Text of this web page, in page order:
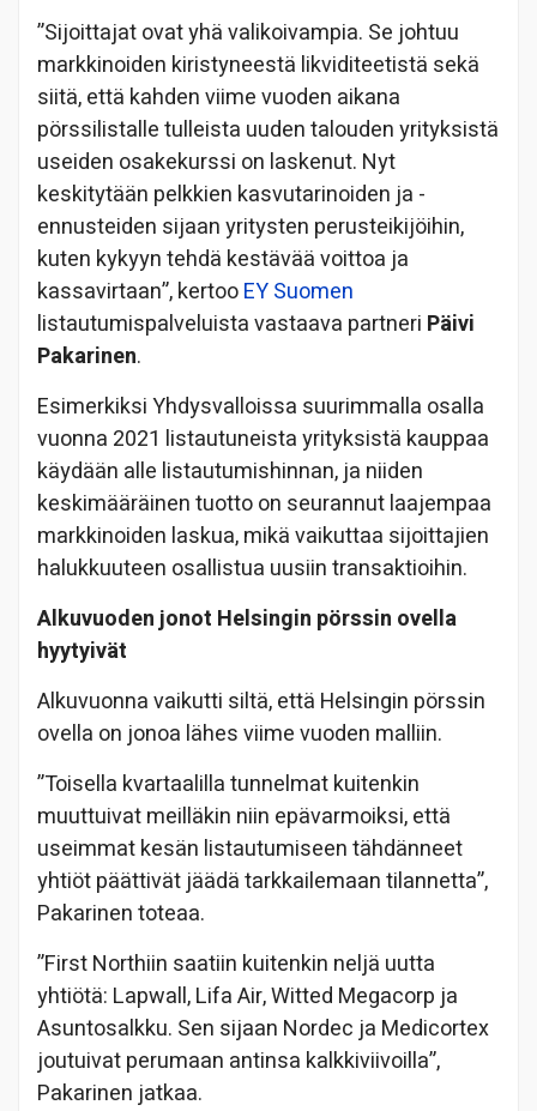
”Sijoittajat ovat yhä valikoivampia. Se johtuu
markkinoiden kiristyneestä likviditeetistä sekä
siitä, että kahden viime vuoden aikana
pörssilistalle tulleista uuden talouden yrityksistä
useiden osakekurssi on laskenut. Nyt
keskitytään pelkkien kasvutarinoiden ja -
ennusteiden sijaan yritysten perusteikijöihin,
kuten kykyyn tehdä kestävää voittoa ja
kassavirtaan”, kertooEY Suomen
listautumispalveluista vastaava partneri Päivi
Pakarinen.
Esimerkiksi Yhdysvalloissa suurimmalla osalla
vuonna 2021 listautuneista yrityksistä kauppaa
käydään alle listautumishinnan, ja niiden
keskimääräinen tuotto on seurannut laajempaa
markkinoiden laskua, mikä vaikuttaa sijoittajien
halukkuuteen osallistua uusiin transaktioihin.
Alkuvuoden jonot Helsingin pörssin ovella
hyytyivät
Alkuvuonna vaikutti siltä, että Helsingin pörssin
ovella on jonoa lähes viime vuoden malliin.
”Toisella kvartaalilla tunnelmat kuitenkin
muuttuivat meilläkin niin epävarmoiksi, että
useimmat kesän listautumiseen tähdänneet
yhtiöt päättivät jäädä tarkkailemaan tilannetta”,
Pakarinen toteaa.
”First Northiin saatiin kuitenkin neljä uutta
yhtiötä: Lapwall, Lifa Air, Witted Megacorp ja
Asuntosalkku. Sen sijaan Nordec ja Medicortex
joutuivat perumaan antinsa kalkkiviivoilla”,
Pakarinen jatkaa.